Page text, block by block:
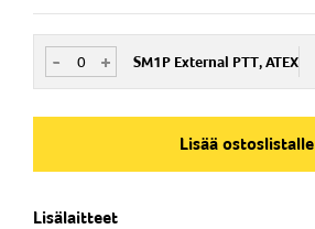
+
- SM1P External PTT, ATEX
Nim. Nro
Lisää ostoslistalle
Lisälaitteet